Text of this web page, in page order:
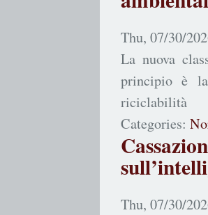
Thu, 07/30/
La nuova
principio è
riciclabilità
Categories:
Thu, 07/30/